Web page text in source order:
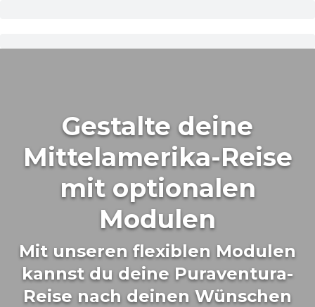
Gestalte deine
Mittelamerika-Reise
mit optionalen
Modulen
Mit unseren flexiblen Modulen
kannst du deine Puraventura-
Reise nach deinen Wünschen